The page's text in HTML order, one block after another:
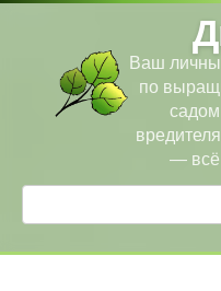
Перейти
Ваш
по
— всё
Поиск: